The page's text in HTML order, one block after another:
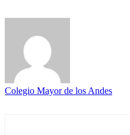
Colegio Mayor de los Andes